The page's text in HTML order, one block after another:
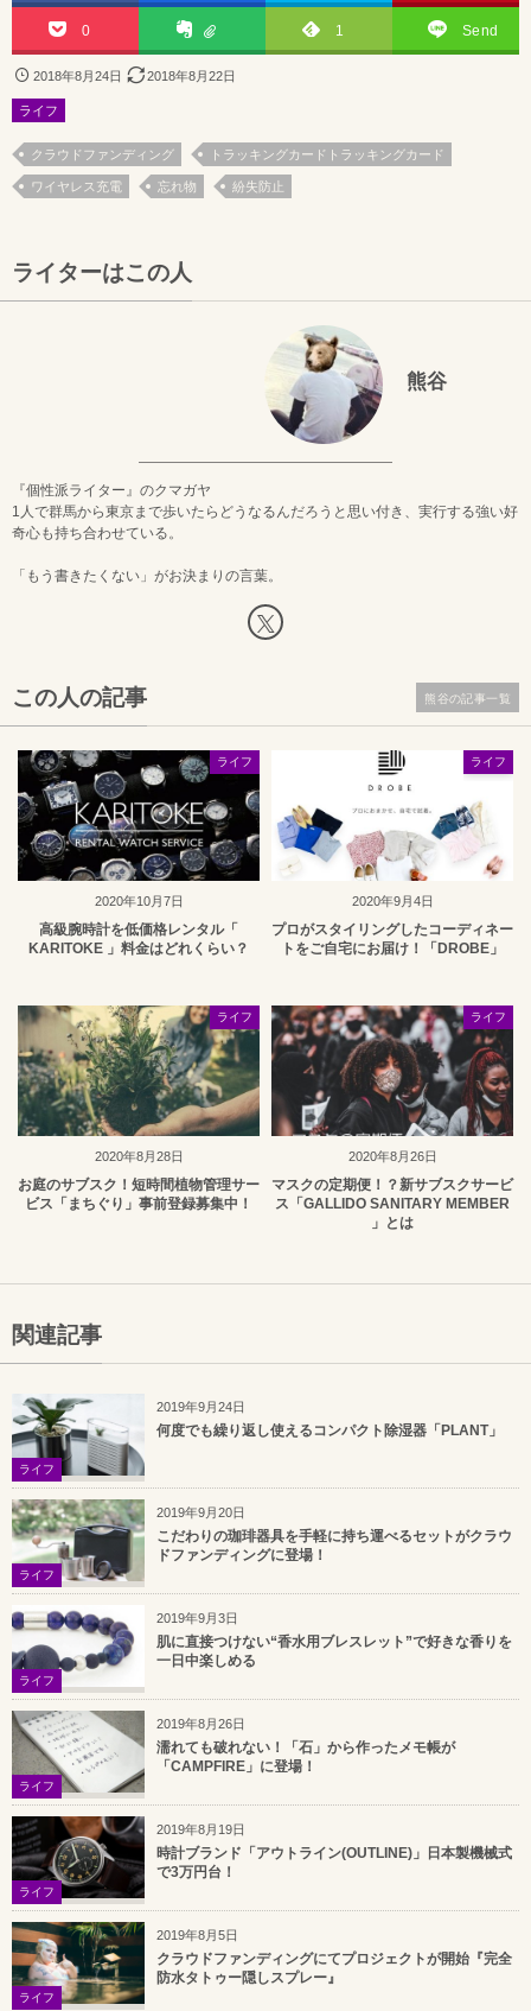
0 1 Send
2018年8月24日 2018年8月22日
ライフ
クラウドファンディング トラッキングカードトラッキングカード
ワイヤレス充電 忘れ物 紛失防止
ライターはこの人
熊谷
『個性派ライター』のクマガヤ
1人で群馬から東京まで歩いたらどうなるんだろうと思い付き、実行する強い好
奇心も持ち合わせている。
「もう書きたくない」がお決まりの言葉。
この人の記事
2020年10月7日
ライフ
高級腕時計を低価格レンタル「
KARITOKE 」料金はどれくらい？
2020年9月4日
ライフ
プロがスタイリングしたコーディネー
トをご自宅にお届け！「DROBE」
2020年8月28日
ライフ
お庭のサブスク！短時間植物管理サー
ビス「まちぐり」事前登録募集中！
2020年8月26日
ライフ
マスクの定期便！？新サブスクサービ
ス「GALLIDO SANITARY MEMBER
」とは
熊谷の記事一覧
関連記事
2019年9月24日
ライフ
何度でも繰り返し使えるコンパクト除湿器「PLANT」
2019年9月20日
ライフ
こだわりの珈琲器具を手軽に持ち運べるセットがクラウ
ドファンディングに登場！
2019年9月3日
ライフ
肌に直接つけない“香水用ブレスレット”で好きな香りを
一日中楽しめる
2019年8月26日
ライフ
濡れても破れない！「石」から作ったメモ帳が
「CAMPFIRE」に登場！
2019年8月19日
ライフ
時計ブランド「アウトライン(OUTLINE)」日本製機械式
で3万円台！
2019年8月5日
ライフ
クラウドファンディングにてプロジェクトが開始『完全
防水タトゥー隠しスプレー』